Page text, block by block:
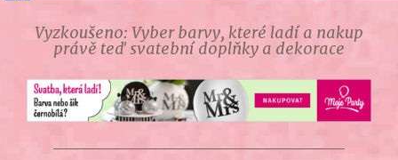
Vyzkoušeno: Vyber barvy, které ladí a nakup
právě teď svatební doplňky a dekorace